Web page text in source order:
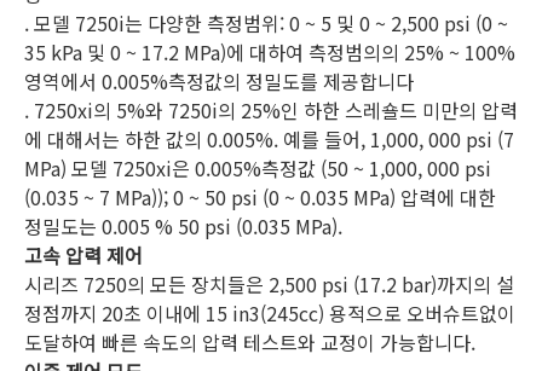
. 모델 7250i는 다양한 측정범위: 0 ~ 5 및 0 ~ 2,500 psi (0 ~
35 kPa 및 0 ~ 17.2 MPa)에 대하여 측정범의의 25% ~ 100%
영역에서 0.005%측정값의 정밀도를 제공합니다
. 7250xi의 5%와 7250i의 25%인 하한 스레숄드 미만의 압력
에 대해서는 하한 값의 0.005%. 예를 들어, 1,000, 000 psi (7
MPa) 모델 7250xi은 0.005%측정값 (50 ~ 1,000, 000 psi
(0.035 ~ 7 MPa)); 0 ~ 50 psi (0 ~ 0.035 MPa) 압력에 대한
정밀도는 0.005 % 50 psi (0.035 MPa).
고속 압력 제어
시리즈 7250의 모든 장치들은 2,500 psi (17.2 bar)까지의 설
정점까지 20초 이내에 15 in3(245cc) 용적으로 오버슈트없이
도달하여 빠른 속도의 압력 테스트와 교정이 가능합니다.